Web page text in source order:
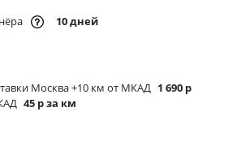
10 дней
Москва +10 км от МКАД 1 690 р
45 р за км